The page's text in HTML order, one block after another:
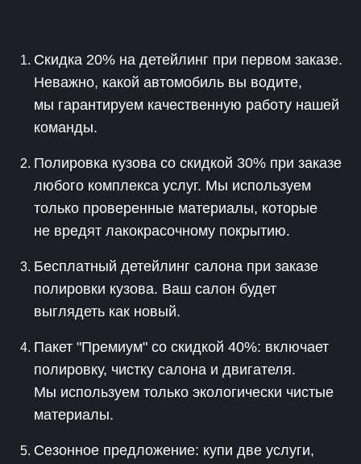
Скидка 20% на детейлинг при первом заказе.
Неважно, какой автомобиль вы водите,
мы гарантируем качественную работу нашей
команды.
Полировка кузова со скидкой 30% при заказе
любого комплекса услуг. Мы используем
только проверенные материалы, которые
не вредят лакокрасочному покрытию.
Бесплатный детейлинг салона при заказе
полировки кузова. Ваш салон будет
выглядеть как новый.
Пакет "Премиум" со скидкой 40%: включает
полировку, чистку салона и двигателя.
Мы используем только экологически чистые
материалы.
Сезонное предложение: купи две услуги,